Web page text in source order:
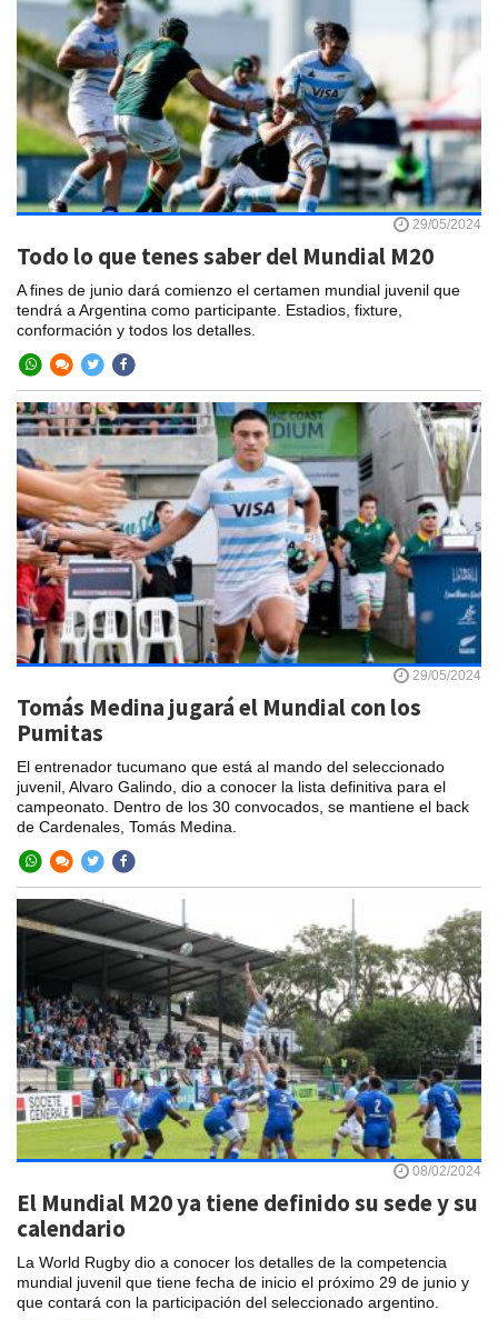
29/05/2024
Todo lo que tenes saber del Mundial M20
A fines de junio dará comienzo el certamen mundial juvenil que
tendrá a Argentina como participante. Estadios, fixture,
conformación y todos los detalles.
29/05/2024
Tomás Medina jugará el Mundial con los
Pumitas
El entrenador tucumano que está al mando del seleccionado
juvenil, Alvaro Galindo, dio a conocer la lista definitiva para el
campeonato. Dentro de los 30 convocados, se mantiene el back
de Cardenales, Tomás Medina.
08/02/2024
El Mundial M20 ya tiene definido su sede y su
calendario
La World Rugby dio a conocer los detalles de la competencia
mundial juvenil que tiene fecha de inicio el próximo 29 de junio y
que contará con la participación del seleccionado argentino.